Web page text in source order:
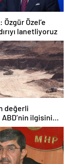
Özel’e
lanetliyoruz
değerli
ilgisini
kaynaklar